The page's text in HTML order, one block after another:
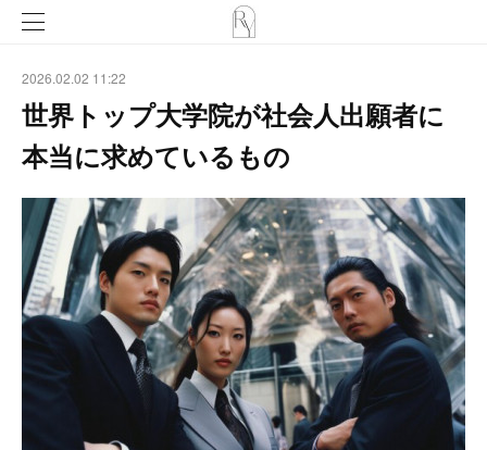
2026.02.02 11:22
世界トップ大学院が社会人出願者に
本当に求めているもの